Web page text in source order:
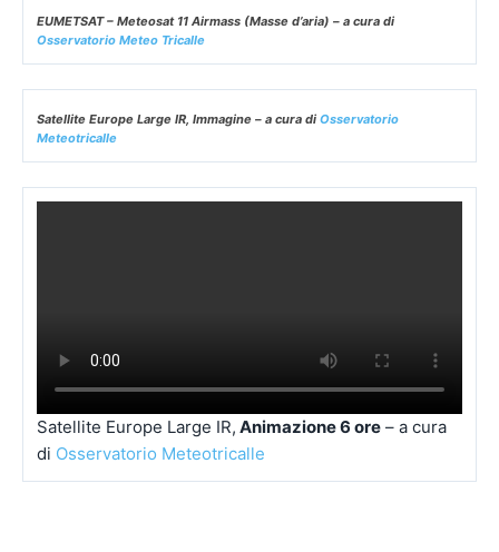
EUMETSAT – Meteosat 11 Airmass (Masse d’aria) – a cura di
Osservatorio Meteo Tricalle
Satellite Europe Large IR, Immagine – a cura di Osservatorio
Meteotricalle
Satellite Europe Large IR, Animazione 6 ore – a cura
di Osservatorio Meteotricalle